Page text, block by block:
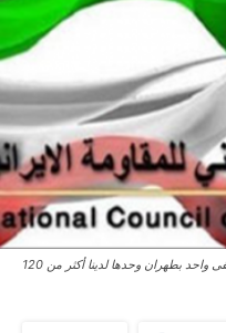
أعلن عضو اللجنة العلمية لفيروس كورونا أن في مستشفى واحد بطهران وحدها لدينا أكثر من 120